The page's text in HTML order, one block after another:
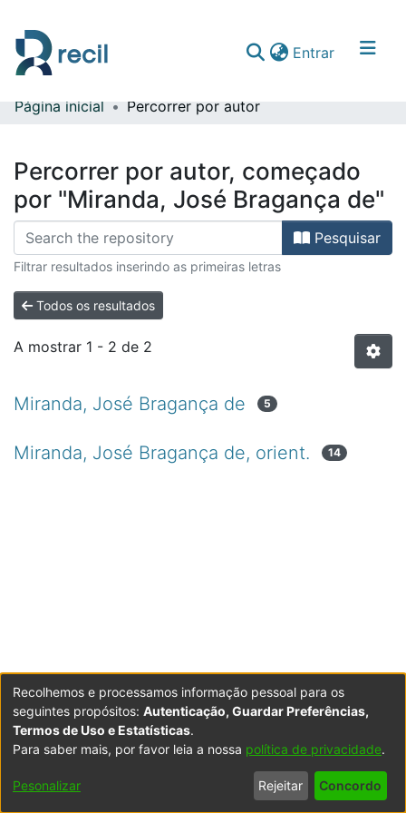
Entrar(current)
Comunidades & Coleções
Página inicial Percorrer por autor
Percorrer por autor, começado
por "Miranda, José Bragança de"
Pesquisar
Filtrar resultados inserindo as primeiras letras
Todos os resultados
A mostrar 1 - 2 de 2
Miranda, José Bragança de 5
Miranda, José Bragança de, orient. 14
Powered by DSpace Copyright © 2003-2026LYRASIS
Configurações
Política de
Privacidade
Termos
de Uso
Contacte-
nos
Recolhemos e processamos informação pessoal para os
seguintes propósitos: Autenticação, Guardar Preferências,
Termos de Uso e Estatísticas.
Para saber mais, por favor leia a nossa política de privacidade.
Pesonalizar Rejeitar Concordo